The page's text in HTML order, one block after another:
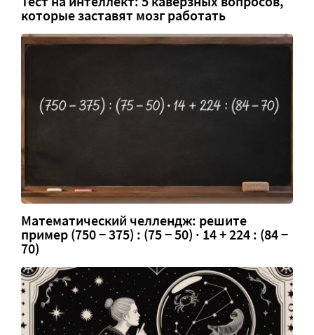
которые заставят мозг работать
Математический челлендж: решите
пример (750 − 375) : (75 − 50) · 14 + 224 : (84 −
70)